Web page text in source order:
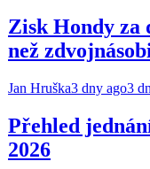
Zisk Hondy za
než
Jan Hruška3 dny ago3
Přehled
2026